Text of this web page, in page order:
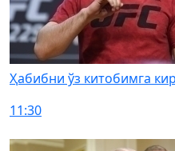
Ҳабибни ўз китобимга
11:30